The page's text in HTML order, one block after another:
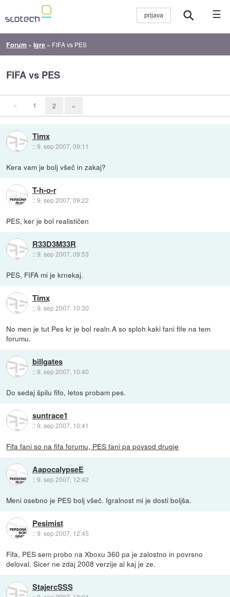
☰
Forum »Igre » FIFA vs PES
FIFA vs PES
« 1 2 »
Timx
::9. sep 2007, 09:11
Kera vam je bolj všeč in zakaj?
T-h-o-r
::9. sep 2007, 09:22
PES, ker je bol realističen
R33D3M33R
::9. sep 2007, 09:53
PES, FIFA mi je krnekaj.
Timx
::9. sep 2007, 10:30
No men je tut Pes kr je bol realn.A so sploh kaki fani fife na tem
forumu.
billgates
::9. sep 2007, 10:40
Do sedaj špilu fifo, letos probam pes.
suntrace1
::9. sep 2007, 10:41
Fifa fani so na fifa forumu, PES fani pa povsod drugje
AapocalypseE
::9. sep 2007, 12:42
Meni osebno je PES bolj všeč. Igralnost mi je dosti boljša.
Pesimist
::9. sep 2007, 12:45
Fifa, PES sem probo na Xboxu 360 pa je zalostno in povrsno
deloval. Sicer ne zdaj 2008 verzije al kaj je ze.
StajercSSS